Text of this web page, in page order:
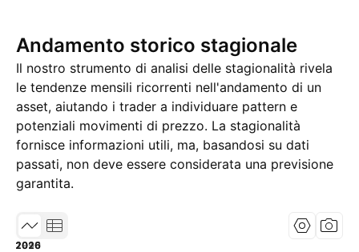
Andamento storico stagionale
Il nostro strumento di analisi delle stagionalità rivela
le tendenze mensili ricorrenti nell'andamento di un
asset, aiutando i trader a individuare pattern e
potenziali movimenti di prezzo. La stagionalità
fornisce informazioni utili, ma, basandosi su dati
passati, non deve essere considerata una previsione
garantita.
1995
2010
2026